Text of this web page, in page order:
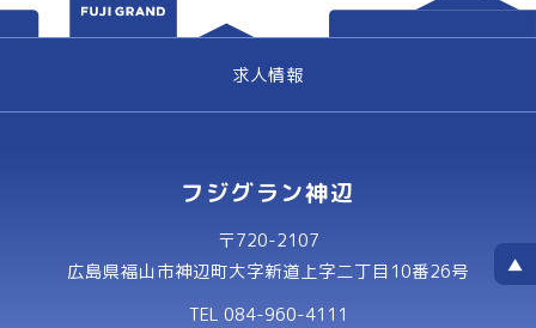
求人情報
フジグラン神辺
〒720-2107
広島県福山市神辺町大字新道上字二丁目10番26号
TEL 084-960-4111